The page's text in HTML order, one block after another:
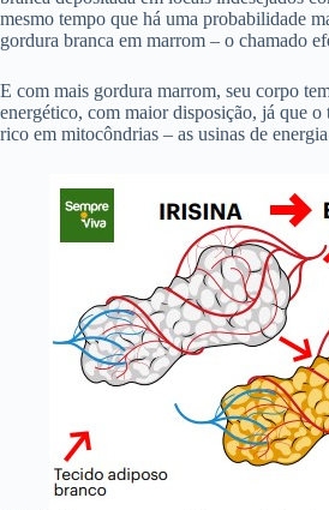
mesmo tempo que há uma probabilidade
gordura branca em marrom – o chamado
E com mais gordura marrom, seu corpo
energético, com maior disposição, já que
rico em mitocôndrias – as usinas de